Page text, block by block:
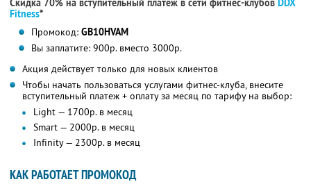
Скидка 70% на вступительный платеж в сети фитнес-клубов DDX
Fitness*
Промокод: GB10HVAM
Вы заплатите: 900р. вместо 3000р.
Акция действует только для новых клиентов
Чтобы начать пользоваться услугами фитнес-клуба, внесите
вступительный платеж + оплату за месяц по тарифу на выбор:
Light — 1700р. в месяц
Smart — 2000р. в месяц
Infinity — 2300р. в месяц
КАК РАБОТАЕТ ПРОМОКОД